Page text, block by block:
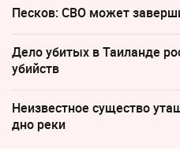
Песков: СВО может
Дело убитых в Таиланде
убийств
Неизвестное существо
дно реки